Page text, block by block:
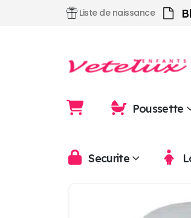
Liste de naissance
Poussette
Securite